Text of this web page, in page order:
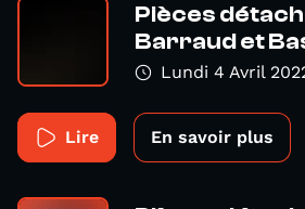
Pièces
Barraud et
Lundi 4 Avril
Lire En savoir plus